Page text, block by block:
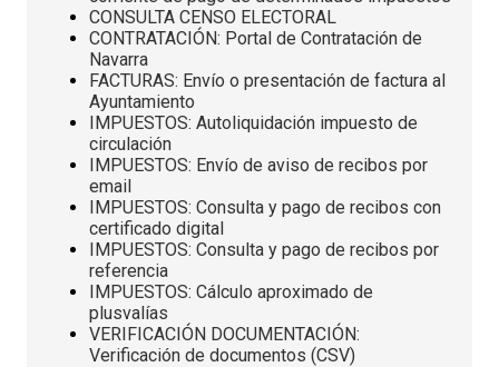
CONSULTA CENSO ELECTORAL
CONTRATACIÓN: Portal de Contratación de
Navarra
FACTURAS: Envío o presentación de factura al
Ayuntamiento
IMPUESTOS: Autoliquidación impuesto de
circulación
IMPUESTOS: Envío de aviso de recibos por
email
IMPUESTOS: Consulta y pago de recibos con
certificado digital
IMPUESTOS: Consulta y pago de recibos por
referencia
IMPUESTOS: Cálculo aproximado de
plusvalías
VERIFICACIÓN DOCUMENTACIÓN:
Verificación de documentos (CSV)